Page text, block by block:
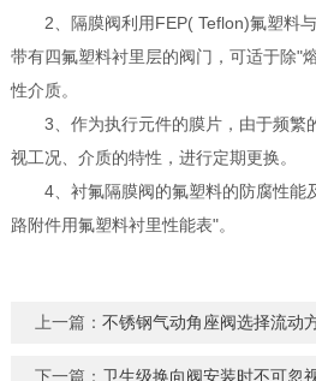
2、隔膜阀利用FEP( Teflon)氟塑料与
带有四氟塑料衬里层的阀门，可适于除"
性介质。
3、作为执行元件的膜片，由于频繁
视工况、介质的特性，进行定期更换。
4、衬氟隔膜阀的氟塑料的防腐性能
路附件用氟塑料衬里性能表"。
上一篇： 不锈钢气动角座阀选择流动
下一篇： 卫生级换向阀安装时不可忽